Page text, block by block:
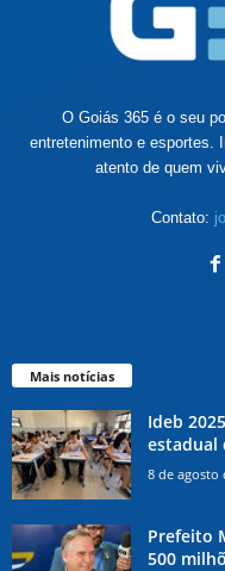
O Goiás 365 é o seu
entretenimento e esportes.
atento de quem
Contato:
Mais notícias
Ideb
estadual
8 de agosto
Prefeito
500